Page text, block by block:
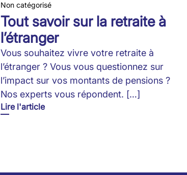
Non catégorisé
Tout savoir sur la retraite à
l’étranger
Vous souhaitez vivre votre retraite à
l’étranger ? Vous vous questionnez sur
l’impact sur vos montants de pensions ?
Nos experts vous répondent. […]
Lire l'article